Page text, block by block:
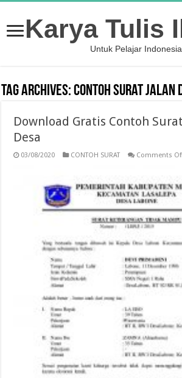
Karya Tulis
Untuk Pelajar Indonesia
Tag Archives:contoh surat jalan
Download Gratis Contoh
Desa
03/08/2020 CONTOH SURAT Comments